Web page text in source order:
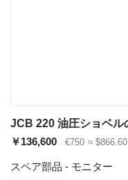
￥136,600 €750 ≈ $866.60
スペア部品 - モニター